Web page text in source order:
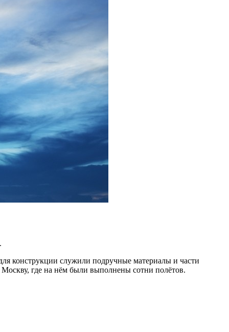
конструкции служили подручные материалы и части
где на нём были выполнены сотни полётов.